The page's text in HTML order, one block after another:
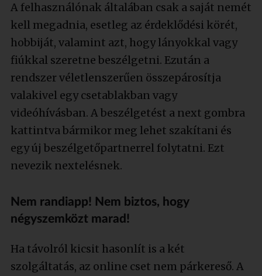
A felhasználónak általában csak a saját nemét
kell megadnia, esetleg az érdeklődési körét,
hobbiját, valamint azt, hogy lányokkal vagy
fiúkkal szeretne beszélgetni. Ezután a
rendszer véletlenszerűen összepárosítja
valakivel egy csetablakban vagy
videóhívásban. A beszélgetést a next gombra
kattintva bármikor meg lehet szakítani és
egy új beszélgetőpartnerrel folytatni. Ezt
nevezik nextelésnek.
Nem randiapp! Nem biztos, hogy
négyszemközt marad!
Ha távolról kicsit hasonlít is a két
szolgáltatás, az online cset nem párkereső. A